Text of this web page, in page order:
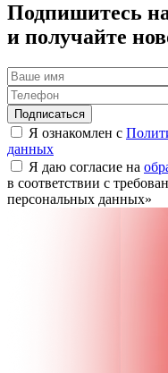
Подпишитесь
и получайте
Подписаться
Я ознакомлен с
данных
Я даю согласие на
в соответствии с
персональных данных»